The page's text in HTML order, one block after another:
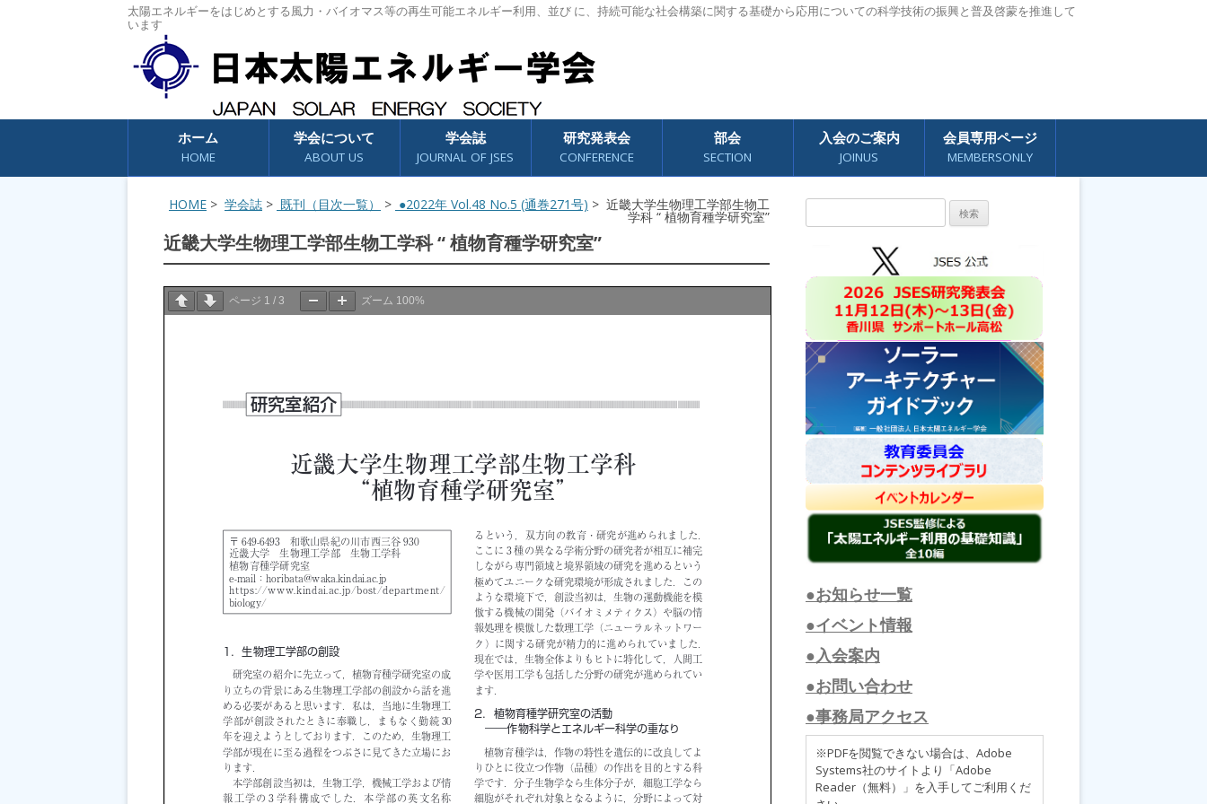
太陽エネルギーをはじめとする風力・バイオマス等の再生可能エネルギー利用、並び に、持続可能な社会構築に関する基礎から応用についての科学技術の振興と普及啓蒙を推進して
います
コンテンツへスキップ
ホーム
HOME
学会について
ABOUT US
学会誌
JOURNAL OF JSES
研究発表会
CONFERENCE
部会
SECTION
入会のご案内
JOINUS
会員専用ページ
MEMBERSONLY
HOME > 学会誌 > 既刊（目次一覧） > ●2022年 Vol.48 No.5 (通巻271号) > 近畿大学生物理工学部生物工
学科 “ 植物育種学研究室”
近畿大学生物理工学部生物工学科 “ 植物育種学研究室”
ページ 1 / 3 ズーム 100%
索:
●お知らせ一覧
●イベント情報
●入会案内
●お問い合わせ
●事務局アクセス
※PDFを閲覧できない場合は、Adobe
Systems社のサイトより「Adobe
Reader（無料）」を入手してご利用くだ